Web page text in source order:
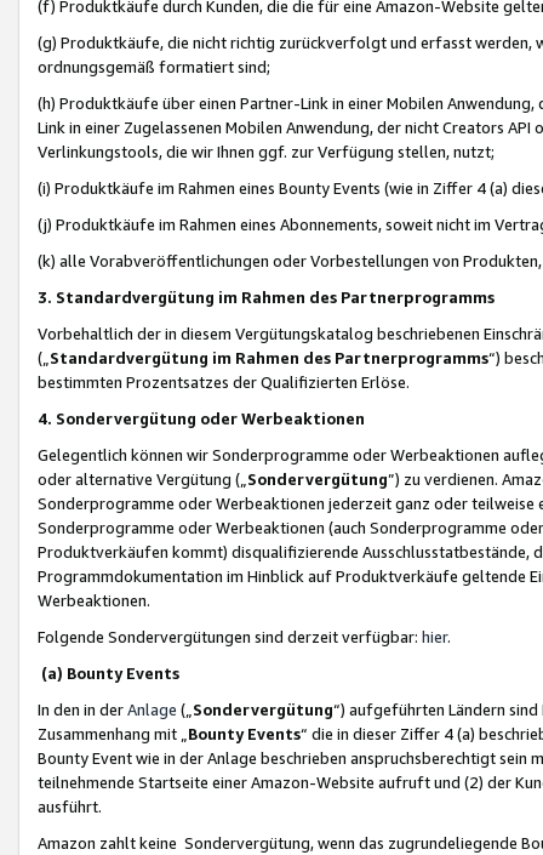
(f) Produktkäufe durch Kunden, die die für eine Amazon-Website
(g) Produktkäufe, die nicht richtig zurückverfolgt und erfasst werden,
ordnungsgemäß formatiert sind;
(h) Produktkäufe über einen Partner-Link in einer Mobilen
Link in einer Zugelassenen Mobilen Anwendung, der nicht Creators
Verlinkungstools, die wir Ihnen ggf. zur Verfügung stellen, nutzt;
(i) Produktkäufe im Rahmen eines Bounty Events (wie in Ziffer 4 (a)
(j) Produktkäufe im Rahmen eines Abonnements, soweit nicht im
(k) alle Vorabveröffentlichungen oder Vorbestellungen von
3. Standardvergütung im Rahmen des Partnerprogramms
Vorbehaltlich der in diesem Vergütungskatalog beschriebenen
(„ Standardvergütung im Rahmen des Partnerprogramms“)
bestimmten Prozentsatzes der Qualifizierten Erlöse.
4. Sondervergütung oder Werbeaktionen
Gelegentlich können wir Sonderprogramme oder Werbeaktionen
oder alternative Vergütung („ Sondervergütung”) zu verdienen.
Sonderprogramme oder Werbeaktionen jederzeit ganz oder
Sonderprogramme oder Werbeaktionen (auch Sonderprogramme
Produktverkäufen kommt) disqualifizierende Ausschlusstatbestände,
Programmdokumentation im Hinblick auf Produktverkäufe geltende
Werbeaktionen.
Folgende Sondervergütungen sind derzeit verfügbar: hier.
(a) Bounty Events
In den in derAnlage („ Sondervergütung“) aufgeführten Ländern
Zusammenhang mit „ Bounty Events“ die in dieser Ziffer 4 (a)
Bounty Event wie in der Anlage beschrieben anspruchsberechtigt sein
teilnehmende Startseite einer Amazon-Website aufruft und (2) der
ausführt.
Amazon zahlt keine Sondervergütung, wenn das zugrundeliegende